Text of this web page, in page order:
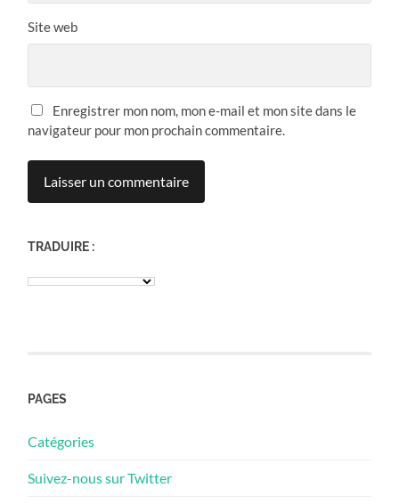
Site web
Enregistrer mon nom, mon e-mail et mon site dans le
navigateur pour mon prochain commentaire.
TRADUIRE :
PAGES
Catégories
Suivez-nous sur Twitter